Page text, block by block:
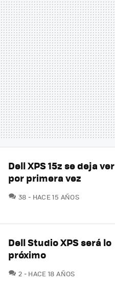
Dell XPS 15z se deja ver
por primera vez
38 COMENTARIOS
HACE 15 AÑOS
Dell Studio XPS será lo
próximo
2 COMENTARIOS
HACE 18 AÑOS